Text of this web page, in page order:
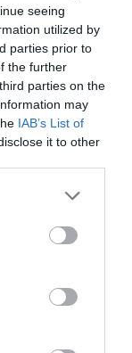
seeing
utilized by
parties prior to
the further
parties on the
may
IAB’s List of
it to other
more Google
may click to
party tags to
below Google
HQ